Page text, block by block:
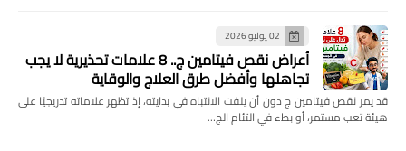
02 يوليو 2026
أعراض نقص فيتامين ج.. 8 علامات تحذيرية لا يجب
تجاهلها وأفضل طرق العلاج والوقاية
قد يمر نقص فيتامين ج دون أن يلفت الانتباه في بدايته، إذ تظهر علاماته تدريجيًا على
هيئة تعب مستمر، أو بطء في التئام الج…